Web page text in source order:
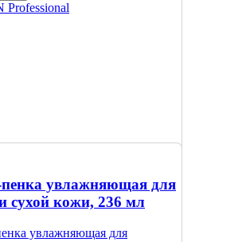
Professional
пенка увлажняющая для
сухой кожи, 236 мл